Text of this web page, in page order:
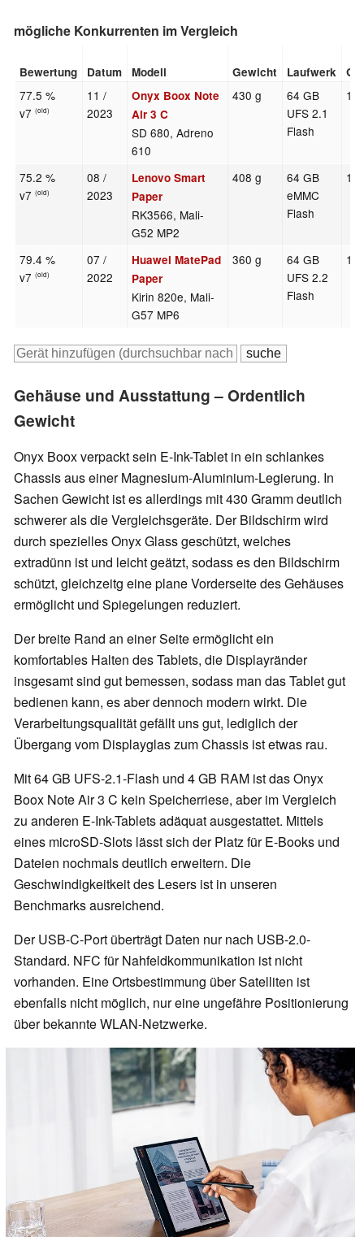
mögliche Konkurrenten im Vergleich
Bewertung Datum Modell Gewicht Laufwerk
77.5 %
v7(old)
11 /
2023
Onyx Boox Note
Air 3 C
SD 680, Adreno
610
430 g
64 GB
UFS 2.1
Flash
75.2 %
v7(old)
08 /
2023
Lenovo Smart
Paper
RK3566, Mali-
G52 MP2
408 g
64 GB
eMMC
Flash
79.4 %
v7(old)
07 /
2022
Huawei MatePad
Paper
Kirin 820e, Mali-
G57 MP6
360 g
64 GB
UFS 2.2
Flash
Gehäuse und Ausstattung – Ordentlich
Gewicht
Onyx Boox verpackt sein E-Ink-Tablet in ein schlankes
Chassis aus einer Magnesium-Aluminium-Legierung. In
Sachen Gewicht ist es allerdings mit 430 Gramm deutlich
schwerer als die Vergleichsgeräte. Der Bildschirm wird
durch spezielles Onyx Glass geschützt, welches
extradünn ist und leicht geätzt, sodass es den Bildschirm
schützt, gleichzeitg eine plane Vorderseite des Gehäuses
ermöglicht und Spiegelungen reduziert.
Der breite Rand an einer Seite ermöglicht ein
komfortables Halten des Tablets, die Displayränder
insgesamt sind gut bemessen, sodass man das Tablet gut
bedienen kann, es aber dennoch modern wirkt. Die
Verarbeitungsqualität gefällt uns gut, lediglich der
Übergang vom Displayglas zum Chassis ist etwas rau.
Mit 64 GB UFS-2.1-Flash und 4 GB RAM ist das Onyx
Boox Note Air 3 C kein Speicherriese, aber im Vergleich
zu anderen E-Ink-Tablets adäquat ausgestattet. Mittels
eines microSD-Slots lässt sich der Platz für E-Books und
Dateien nochmals deutlich erweitern. Die
Geschwindigkeitkeit des Lesers ist in unseren
Benchmarks ausreichend.
Der USB-C-Port überträgt Daten nur nach USB-2.0-
Standard. NFC für Nahfeldkommunikation ist nicht
vorhanden. Eine Ortsbestimmung über Satelliten ist
ebenfalls nicht möglich, nur eine ungefähre Positionierung
über bekannte WLAN-Netzwerke.